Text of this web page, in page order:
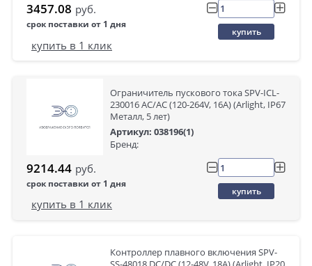
3457.08 руб.
срок поставки от 1 дня
купить
купить в 1 клик
Ограничитель пускового тока SPV-ICL-
230016 AC/AC (120-264V, 16A) (Arlight, IP67
Металл, 5 лет)
Артикул: 038196(1)
Бренд:
9214.44 руб.
срок поставки от 1 дня
купить
купить в 1 клик
Контроллер плавного включения SPV-